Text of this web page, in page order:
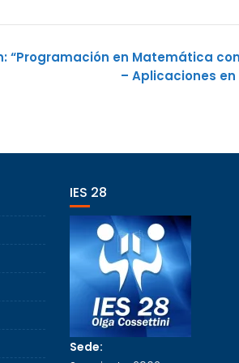
“Programación en Matemática
– Aplicaciones en
IES 28
Sede: